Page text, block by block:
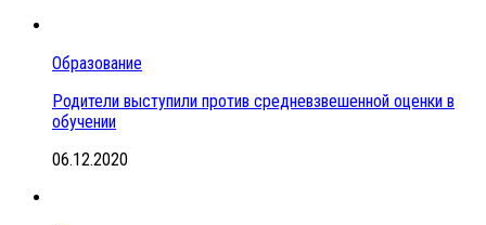
Образование
Родители выступили против средневзвешенной оценки в
обучении
06.12.2020